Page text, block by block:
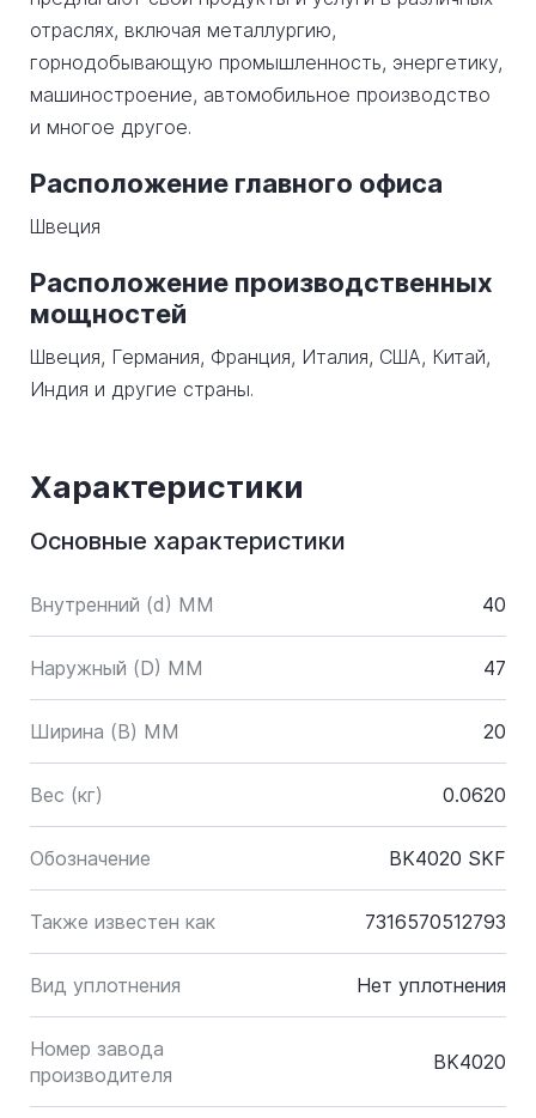
отраслях, включая металлургию,
горнодобывающую промышленность, энергетику,
машиностроение, автомобильное производство
и многое другое.
Расположение главного офиса
Швеция
Расположение производственных
мощностей
Швеция, Германия, Франция, Италия, США, Китай,
Индия и другие страны.
Характеристики
Основные характеристики
Внутренний (d) ММ 40
Наружный (D) ММ 47
Ширина (B) MM 20
Вес (кг) 0.0620
Обозначение BK4020 SKF
Также известен как 7316570512793
Вид уплотнения Нет уплотнения
Номер завода
производителя
BK4020